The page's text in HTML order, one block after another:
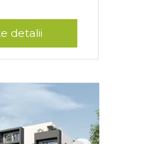
detalii